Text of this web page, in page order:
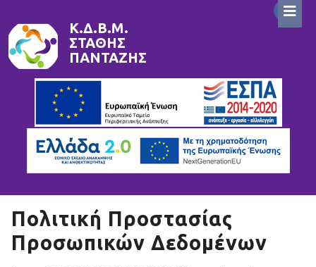
content
Κ.Δ.Β.Μ.
ΣΤΆΘΗΣ
ΠΑΝΤΑΖΉΣ
Πολιτική Προστασίας
Προσωπικών Δεδομένων